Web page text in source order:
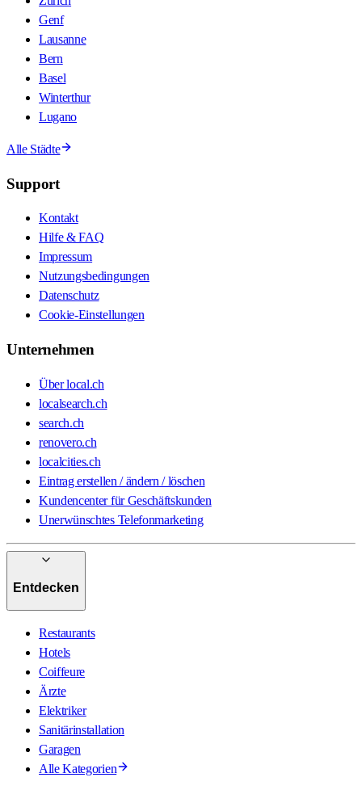
Genf
Lausanne
Bern
Basel
Winterthur
Lugano
Alle Städte
Support
Kontakt
Hilfe & FAQ
Impressum
Nutzungsbedingungen
Datenschutz
Cookie-Einstellungen
Unternehmen
Über local.ch
localsearch.ch
search.ch
renovero.ch
localcities.ch
Eintrag erstellen / ändern / löschen
Kundencenter für Geschäftskunden
Unerwünschtes Telefonmarketing
Entdecken
Restaurants
Hotels
Coiffeure
Ärzte
Elektriker
Sanitärinstallation
Garagen
Alle Kategorien